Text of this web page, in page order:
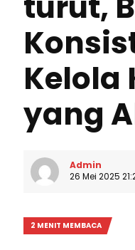
Kelola
yang
Admin
26 Mei 2025
2 MENIT MEMBACA